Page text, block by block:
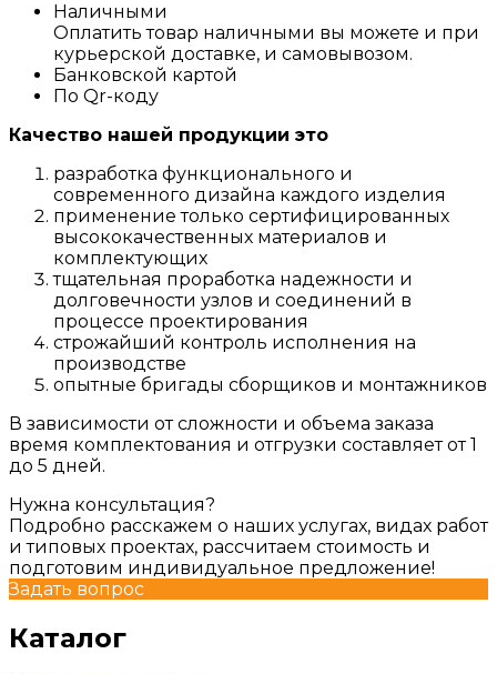
Наличными
Оплатить товар наличными вы можете и при
курьерской доставке, и самовывозом.
Банковской картой
По Qr-коду
Качество нашей продукции это
разработка функционального и
современного дизайна каждого изделия
применение только сертифицированных
высококачественных материалов и
комплектующих
тщательная проработка надежности и
долговечности узлов и соединений в
процессе проектирования
строжайший контроль исполнения на
производстве
опытные бригады сборщиков и монтажников
В зависимости от сложности и объема заказа
время комплектования и отгрузки составляет от 1
до 5 дней.
Нужна консультация?
Подробно расскажем о наших услугах, видах работ
и типовых проектах, рассчитаем стоимость и
подготовим индивидуальное предложение!
Задать вопрос
Каталог